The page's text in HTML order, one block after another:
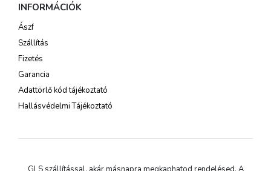
INFORMÁCIÓK
Ászf
Szállítás
Fizetés
Garancia
Adattörlő kód tájékoztató
Hallásvédelmi Tájékoztató